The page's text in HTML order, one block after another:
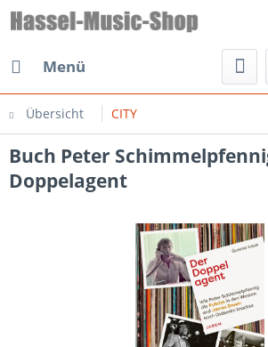
Menü
Übersicht CITY
Buch Peter
Doppelagent